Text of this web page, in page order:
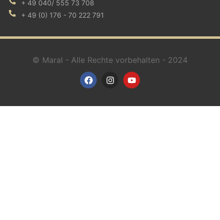
+ 49 040/ 555 73 708
+ 49 (0) 176 - 70 222 791
© Maral - Alle Rechte vorbehalten - 2024